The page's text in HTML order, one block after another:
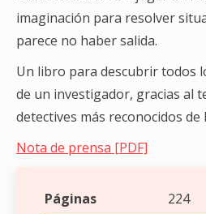
imaginación para resolver
parece no haber salida.
Un libro para descubrir todos
de un investigador, gracias al
detectives más reconocidos de
Nota de prensa [PDF]
Páginas
224